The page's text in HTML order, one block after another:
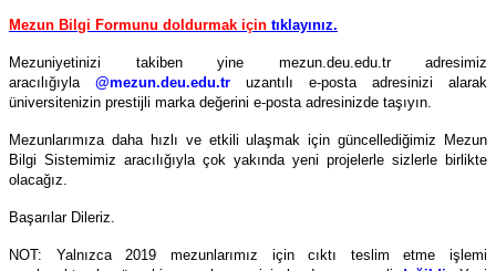
Mezun Bilgi Formunu doldurmak için tıklayınız.
Mezuniyetinizi takiben yine mezun.deu.edu.tr adresimiz
aracılığıyla @mezun.deu.edu.tr uzantılı e-posta adresinizi alarak
üniversitenizin prestijli marka değerini e-posta adresinizde taşıyın.
Mezunlarımıza daha hızlı ve etkili ulaşmak için güncellediğimiz Mezun
Bilgi Sistemimiz aracılığıyla çok yakında yeni projelerle sizlerle birlikte
olacağız.
Başarılar Dileriz.
NOT: Yalnızca 2019 mezunlarımız için cıktı teslim etme işlemi